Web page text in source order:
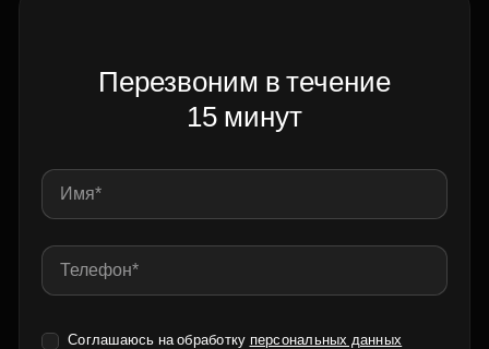
Перезвоним в течение
15 минут
Соглашаюсь на обработку персональных данных